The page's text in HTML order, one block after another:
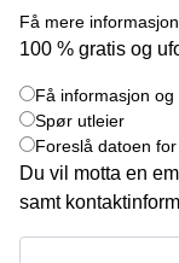
Kontorhotell
Trondheim
Kontorfellesskap
Trondheim
Leie
kontor
Trondheim
Leie
Fornebu
Lysaker
Bærum
Professor
Kohts
vei 9
Lysaker
Strandveien
Få mere
100 % gratis og
Få informasjon og
Spør utleier
Foreslå datoen
Du vil motta en
samt